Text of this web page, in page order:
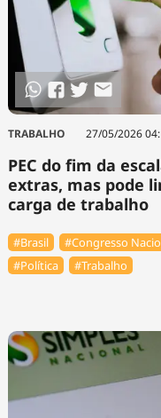
TRABALHO 27/05/2026
PEC do fim da
extras, mas pode
carga de trabalho
#Brasil #Congresso
#Política
#Trabalho